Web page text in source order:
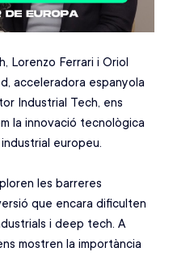
Lorenzo Ferrari i Oriol
acceleradora espanyola
Industrial Tech, ens
la innovació tecnològica
europeu.
les barreres
que encara dificulten
i deep tech. A
mostren la importància